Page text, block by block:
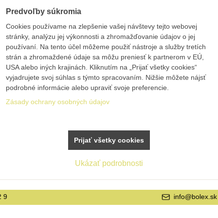
Predvoľby súkromia
Cookies používame na zlepšenie vašej návštevy tejto webovej
stránky, analýzu jej výkonnosti a zhromažďovanie údajov o jej
používaní. Na tento účel môžeme použiť nástroje a služby tretích
strán a zhromaždené údaje sa môžu preniesť k partnerom v EÚ,
USA alebo iných krajinách. Kliknutím na „Prijať všetky cookies“
vyjadrujete svoj súhlas s týmto spracovaním. Nižšie môžete nájsť
podrobné informácie alebo upraviť svoje preferencie.
Zásady ochrany osobných údajov
Ukázať podrobnosti
Prijať všetky cookies